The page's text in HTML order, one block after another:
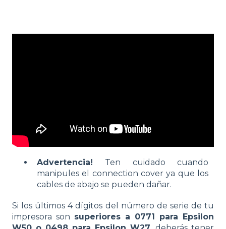
Advertencia! Ten cuidado cuando
manipules el connection cover ya que los
cables de abajo se pueden dañar.
Si los últimos 4 dígitos del número de serie de tu
impresora son superiores a 0771 para Epsilon